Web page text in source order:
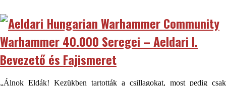
Warhammer 40.000 Seregei – Aeldari I.
Bevezető és Fajismeret
„Álnok Eldák! Kezükben tartották a csillagokat, most pedig csak